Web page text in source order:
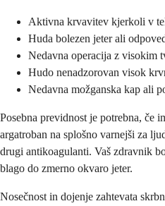
Aktivna krvavitev kjerkoli v
Huda bolezen jeter ali
Nedavna operacija z visokim
Hudo nenadzorovan visok
Nedavna možganska kap ali
Posebna previdnost je potrebna, če
argatroban na splošno varnejši za
drugi antikoagulanti. Vaš zdravnik
blago do zmerno okvaro jeter.
Nosečnost in dojenje zahtevata